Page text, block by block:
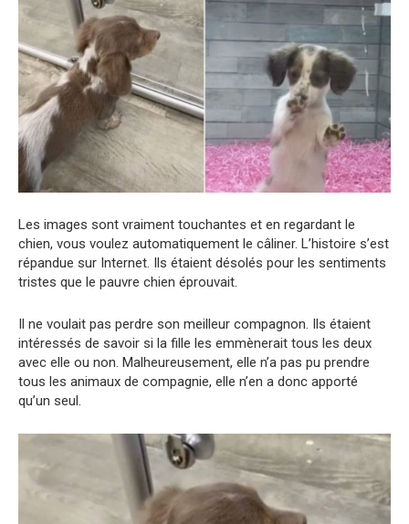
Les images sont vraiment touchantes et en regardant le
chien, vous voulez automatiquement le câliner. L’histoire s’est
répandue sur Internet. Ils étaient désolés pour les sentiments
tristes que le pauvre chien éprouvait.
Il ne voulait pas perdre son meilleur compagnon. Ils étaient
intéressés de savoir si la fille les emmènerait tous les deux
avec elle ou non. Malheureusement, elle n’a pas pu prendre
tous les animaux de compagnie, elle n’en a donc apporté
qu’un seul.